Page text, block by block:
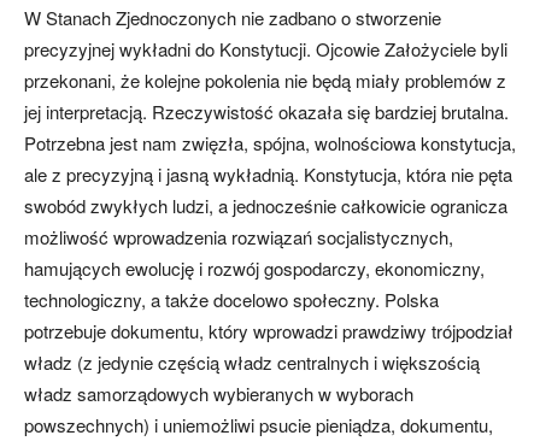
W Stanach Zjednoczonych nie zadbano o stworzenie
precyzyjnej wykładni do Konstytucji. Ojcowie Założyciele byli
przekonani, że kolejne pokolenia nie będą miały problemów z
jej interpretacją. Rzeczywistość okazała się bardziej brutalna.
Potrzebna jest nam zwięzła, spójna, wolnościowa konstytucja,
ale z precyzyjną i jasną wykładnią. Konstytucja, która nie pęta
swobód zwykłych ludzi, a jednocześnie całkowicie ogranicza
możliwość wprowadzenia rozwiązań socjalistycznych,
hamujących ewolucję i rozwój gospodarczy, ekonomiczny,
technologiczny, a także docelowo społeczny. Polska
potrzebuje dokumentu, który wprowadzi prawdziwy trójpodział
władz (z jedynie częścią władz centralnych i większością
władz samorządowych wybieranych w wyborach
powszechnych) i uniemożliwi psucie pieniądza, dokumentu,